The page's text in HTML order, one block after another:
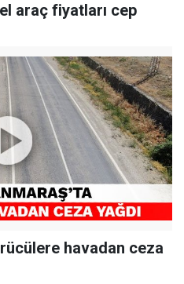
araç fiyatları cep
havadan ceza